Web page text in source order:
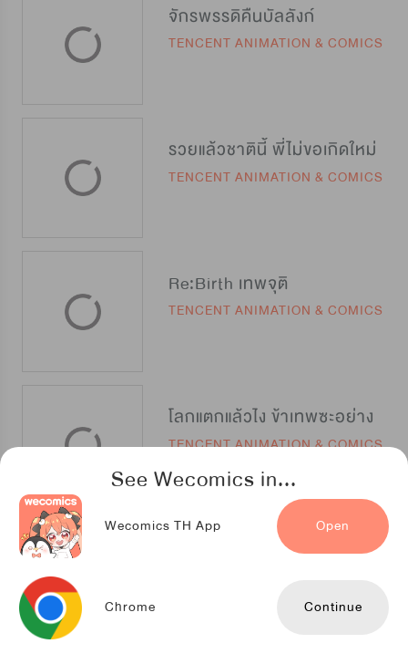
See Wecomics in...
Wecomics TH App Open
Chrome Continue
จักรพรรดิคืนบัลลังก์
TENCENT ANIMATION & COMICS
รวยแล้วชาตินี้ พี่ไม่ขอเกิดใหม่
TENCENT ANIMATION & COMICS
Re:Birth เทพจุติ
TENCENT ANIMATION & COMICS
โลกแตกแล้วไง ข้าเทพซะอย่าง
TENCENT ANIMATION & COMICS
Time Slip Waitress ข้ามเวลามาเป็นสุดยอดสาวเสิร์ฟ